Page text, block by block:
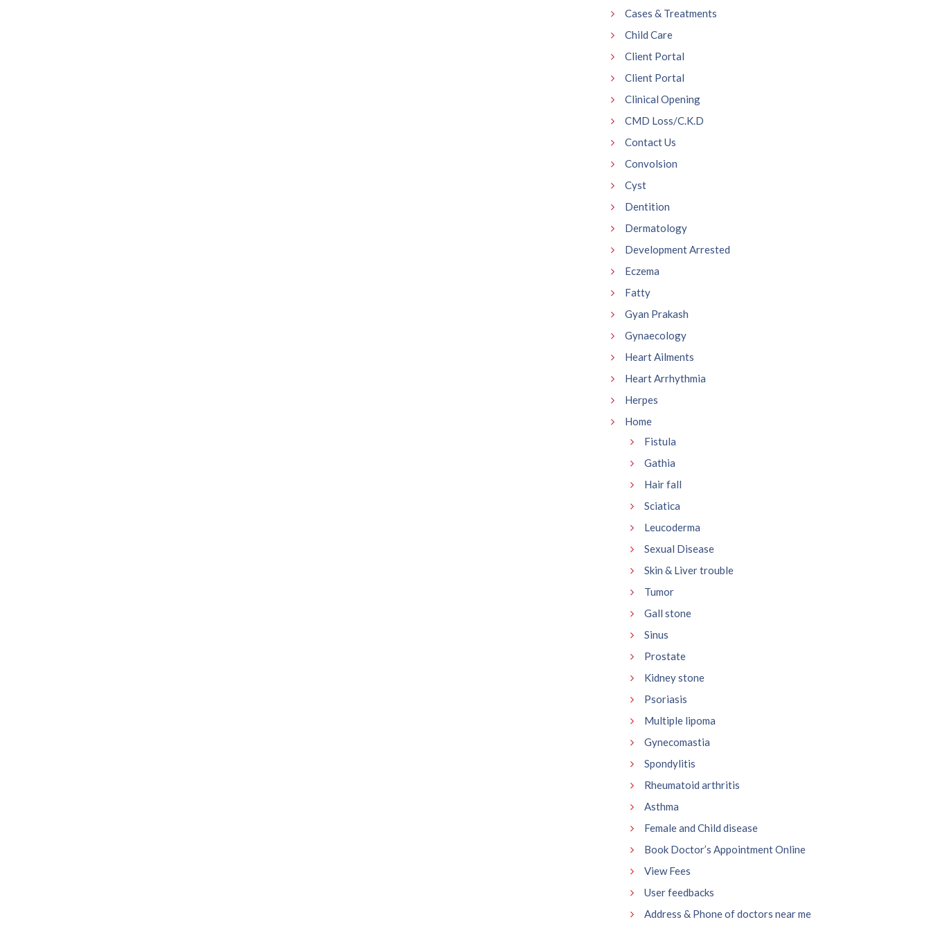
Cases & Treatments
Child Care
Client Portal
Client Portal
Clinical Opening
CMD Loss/C.K.D
Contact Us
Convolsion
Cyst
Dentition
Dermatology
Development Arrested
Eczema
Fatty
Gyan Prakash
Gynaecology
Heart Ailments
Heart Arrhythmia
Herpes
Home
Fistula
Gathia
Hair fall
Sciatica
Leucoderma
Sexual Disease
Skin & Liver trouble
Tumor
Gall stone
Sinus
Prostate
Kidney stone
Psoriasis
Multiple lipoma
Gynecomastia
Spondylitis
Rheumatoid arthritis
Asthma
Female and Child disease
Book Doctor’s Appointment Online
View Fees
User feedbacks
Address & Phone of doctors near me